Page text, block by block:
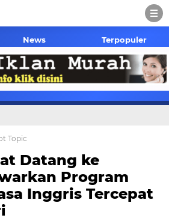
News Terpopuler
Topic
Datang ke
Program
Inggris Tercepat